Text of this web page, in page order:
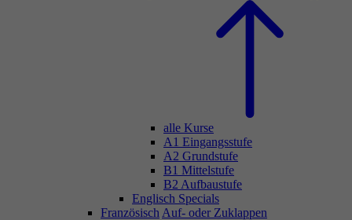
alle Kurse
A1 Eingangsstufe
A2 Grundstufe
B1 Mittelstufe
B2 Aufbaustufe
Englisch Specials
Französisch Auf- oder Zuklappen